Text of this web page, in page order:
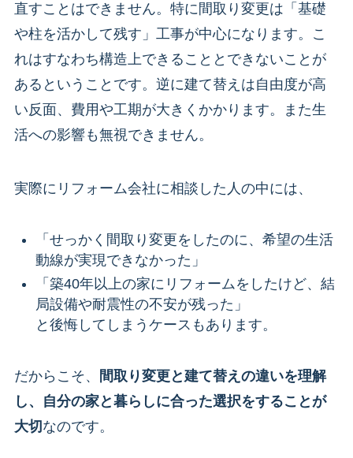
直すことはできません。特に間取り変更は「基礎
や柱を活かして残す」工事が中心になります。こ
れはすなわち構造上できることとできないことが
あるということです。逆に建て替えは自由度が高
い反面、費用や工期が大きくかかります。また生
活への影響も無視できません。
実際にリフォーム会社に相談した人の中には、
「せっかく間取り変更をしたのに、希望の生活
動線が実現できなかった」
「築40年以上の家にリフォームをしたけど、結
局設備や耐震性の不安が残った」
と後悔してしまうケースもあります。
だからこそ、
間取り変更と建て替えの違いを理解
し、自分の家と暮らしに合った選択をすることが
大切 なのです。